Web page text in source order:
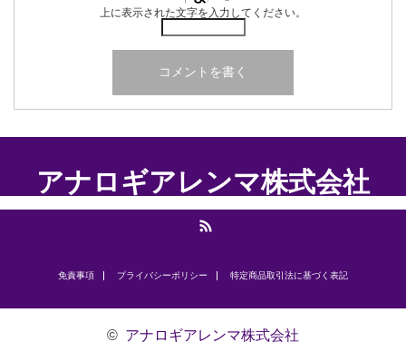
上に表示された文字を入力してください。
アナロギアレンマ株式会社
免責事項 プライバシーポリシー ​特定商品取引法に基づく表記
© アナロギアレンマ株式会社